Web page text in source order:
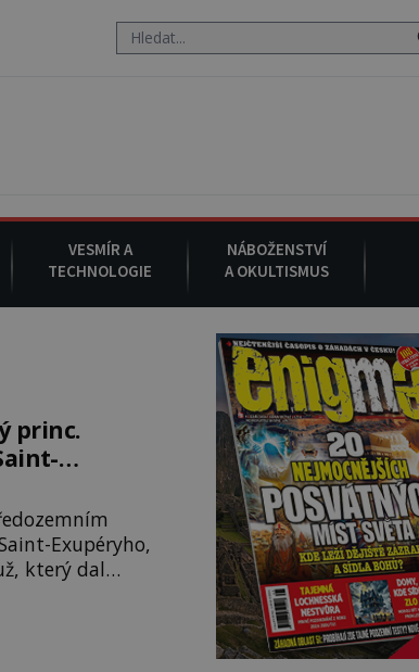
rosolovitá látka neznámého původu. 7. srpna
VESMÍR A
TECHNOLOGIE
NÁBOŽENSTVÍ
A OKULTISMUS
princ.
Exupéryho,
který dal
svých knihách
na další